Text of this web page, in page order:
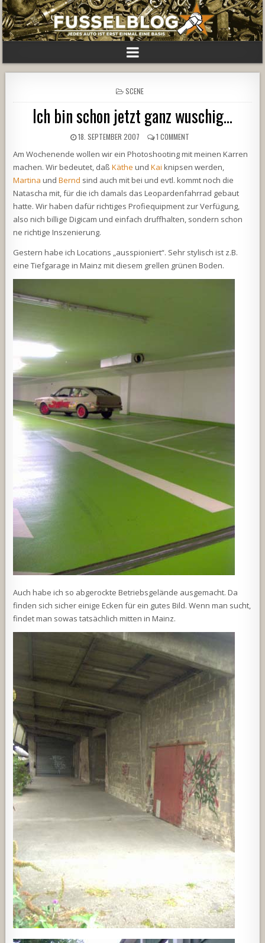
POSTED
IN
SCENE
Ich bin schon jetzt ganz wuschig…
18. SEPTEMBER 2007 1 COMMENT
Am Wochenende wollen wir ein Photoshooting mit meinen Karren
machen. Wir bedeutet, daßKäthe undKai knipsen werden,
Martina undBernd sind auch mit bei und evtl. kommt noch die
Natascha mit, für die ich damals das Leopardenfahrrad gebaut
hatte. Wir haben dafür richtiges Profiequipment zur Verfügung,
also nich billige Digicam und einfach druffhalten, sondern schon
ne richtige Inszenierung.
Gestern habe ich Locations „ausspioniert“. Sehr stylisch ist z.B.
eine Tiefgarage in Mainz mit diesem grellen grünen Boden.
Auch habe ich so abgerockte Betriebsgelände ausgemacht. Da
finden sich sicher einige Ecken für ein gutes Bild. Wenn man sucht,
findet man sowas tatsächlich mitten in Mainz.